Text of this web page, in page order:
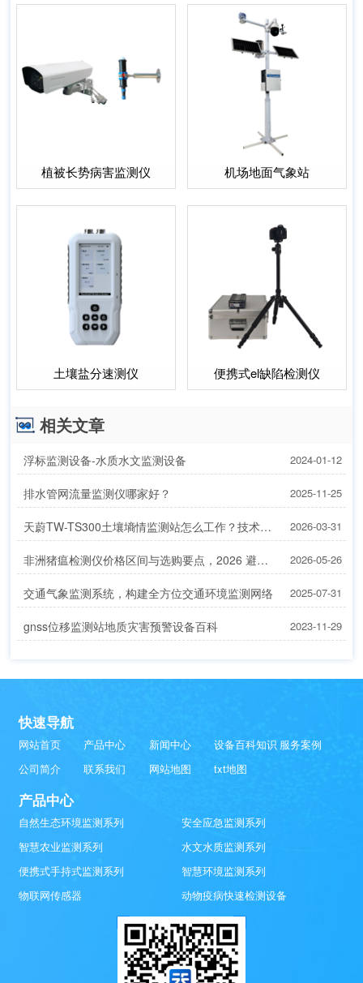
植被长势病害监测仪 机场地面气象站
土壤盐分速测仪 便携式el缺陷检测仪
相关文章
浮标监测设备-水质水文监测设备 2024-01-12
排水管网流量监测仪哪家好？ 2025-11-25
天蔚TW-TS300土壤墒情监测站怎么工作？技术参数+原理全解析 2026-03-31
非洲猪瘟检测仪价格区间与选购要点，2026 避坑指南 2026-05-26
交通气象监测系统，构建全方位交通环境监测网络 2025-07-31
gnss位移监测站地质灾害预警设备百科 2023-11-29
快速导航
网站首页 产品中心 新闻中心 设备百科知识 服务案例
公司简介
联系我们 网站地图 txt地图
产品中心
自然生态环境监测系列
安全应急监测系列
智慧农业监测系列
水文水质监测系列
便携式手持式监测系列
智慧环境监测系列
物联网传感器
动物疫病快速检测设备